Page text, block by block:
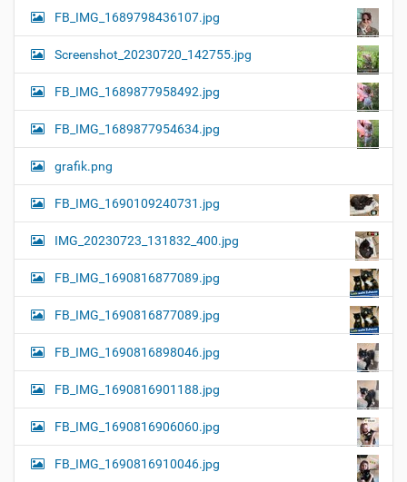
FB_IMG_1689798436107.jpg
Screenshot_20230720_142755.jpg
FB_IMG_1689877958492.jpg
FB_IMG_1689877954634.jpg
grafik.png
FB_IMG_1690109240731.jpg
IMG_20230723_131832_400.jpg
FB_IMG_1690816877089.jpg
FB_IMG_1690816877089.jpg
FB_IMG_1690816898046.jpg
FB_IMG_1690816901188.jpg
FB_IMG_1690816906060.jpg
FB_IMG_1690816910046.jpg